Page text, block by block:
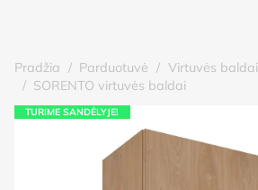
Pradžia / Parduotuvė / Virtuvės baldai
/ SORENTO virtuvės baldai
TURIME SANDĖLYJE!